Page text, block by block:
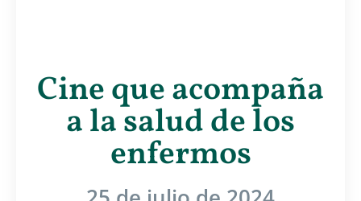
Cine que acompaña
a la salud de los
enfermos